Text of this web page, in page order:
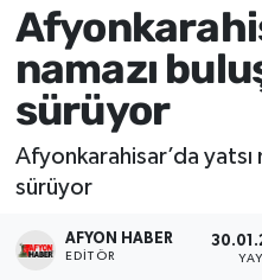
namazı
sürüyor
Afyonkarahisar’da yatsı
sürüyor
AFYON HABER
EDITÖR
Sağlık
Eğitim
Ekonomi
Magazin